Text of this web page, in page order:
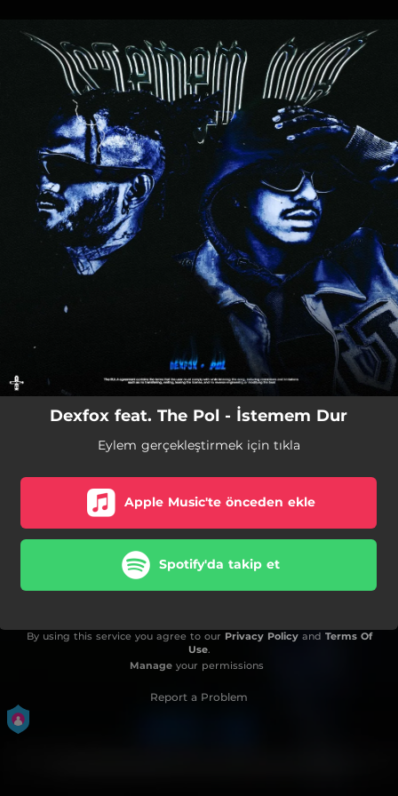
You're all set!
Dexfox feat. The Pol - İstemem Dur
Eylem gerçekleştirmek için tıkla
Apple Music'te önceden ekle
Spotify'da takip et
By using this service you agree to our Privacy Policyand Terms Of
Use.
Manageyour permissions
Report a Problem